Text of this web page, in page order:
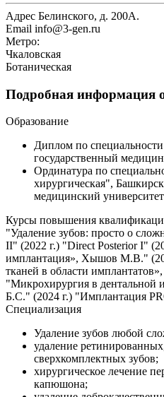
Адрес Белинского, д. 200А.
Email info@3-gen.ru
Метро:
Чкаловская
Ботаническая
Подробная информация
Образование
Диплом по
государственный
Ординатура по
хирургическая",
медицинский
Курсы повышения
"Удаление зубов: просто о
II" (2022 г.) "Direct Posterior I"
имплантация», Хышов М.В."
тканей в области
"Микрохирургия в дентальной
Б.С." (2024 г.) "Имплантация
Специализация
Удаление зубов любой
удаление
сверхкомплектных зубов;
хирургическое лечение
капюшона;